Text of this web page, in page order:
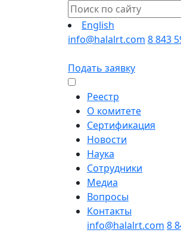
English
info@halalrt.com 8 843
Подать заявку
Реестр
О комитете
Сертификация
Новости
Наука
Сотрудники
Медиа
Вопросы
Контакты
info@halalrt.com 8